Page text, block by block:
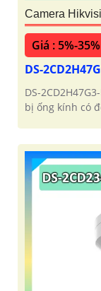
Camera
Giá : 5%-35%
DS-
DS-
bị ống kính có